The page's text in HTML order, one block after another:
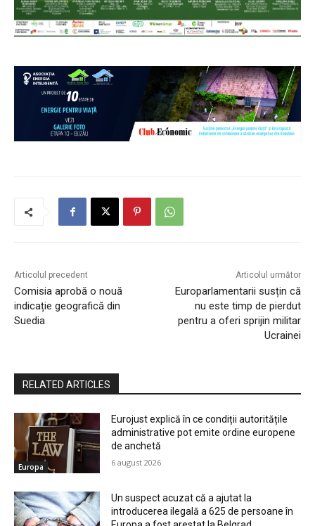
Articolul precedent
Comisia aprobă o nouă
indicație geografică din
Suedia
Articolul următor
Europarlamentarii susțin că
nu este timp de pierdut
pentru a oferi sprijin militar
Ucrainei
RELATED ARTICLES
Europa
Eurojust explică în ce condiții autoritățile
administrative pot emite ordine europene
de anchetă
6 august 2026
Un suspect acuzat că a ajutat la
introducerea ilegală a 625 de persoane în